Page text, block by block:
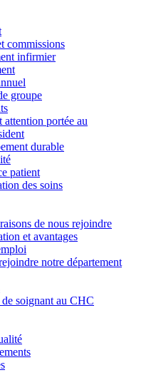
commissions
infirmier
groupe
attention portée au
durable
patient
des soins
de nous rejoindre
et avantages
notre département
soignant au CHC